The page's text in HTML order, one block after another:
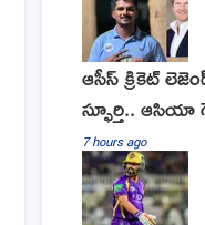
ఆసీస్ క్రికెట్
స్ఫూర్తి.. ఆసియా
7 hours ago